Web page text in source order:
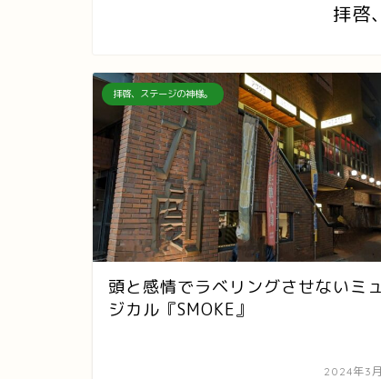
拝啓
拝啓、ステージの神様。
頭と感情でラベリングさせないミ
ジカル『SMOKE』
2024年3